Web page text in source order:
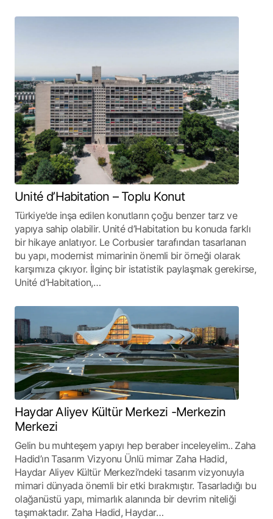
Unité d’Habitation – Toplu Konut
Türkiye’de inşa edilen konutların çoğu benzer tarz ve
yapıya sahip olabilir. Unité d’Habitation bu konuda farklı
bir hikaye anlatıyor. Le Corbusier tarafından tasarlanan
bu yapı, modernist mimarinin önemli bir örneği olarak
karşımıza çıkıyor. İlginç bir istatistik paylaşmak gerekirse,
Unité d’Habitation,…
Haydar Aliyev Kültür Merkezi -Merkezin
Merkezi
Gelin bu muhteşem yapıyı hep beraber inceleyelim.. Zaha
Hadid’ın Tasarım Vizyonu Ünlü mimar Zaha Hadid,
Haydar Aliyev Kültür Merkezi’ndeki tasarım vizyonuyla
mimari dünyada önemli bir etki bırakmıştır. Tasarladığı bu
olağanüstü yapı, mimarlık alanında bir devrim niteliği
taşımaktadır. Zaha Hadid, Haydar…